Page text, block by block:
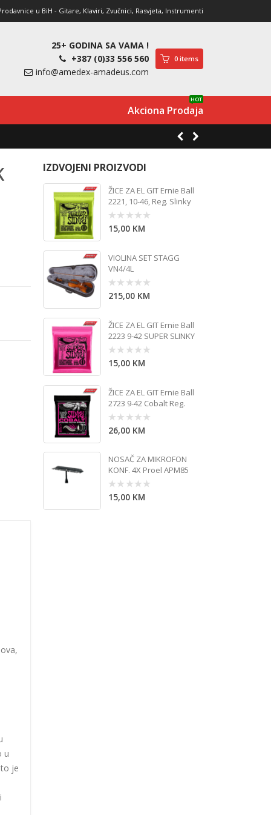
u BiH - Gitare, Klaviri, Zvučnici, Rasvjeta, Instrumenti
25+ GODINA SA VAMA !
+387 (0)33 556 560
info@amedex-amadeus.com
0 items
Akciona Prodaja
HOT
u
je
IZDVOJENI PROIZVODI
ŽICE ZA EL GIT Ernie Ball
2221, 10-46, Reg. Slinky
0
out
15,00 KM
VIOLINA SET STAGG
VN4/4L
0
215,00 KM
ŽICE ZA EL GIT Ernie Ball
2223 9-42 SUPER SLINKY
0
out
15,00 KM
ŽICE ZA EL GIT Ernie Ball
2723 9-42 Cobalt Reg.
0
out
26,00 KM
NOSAČ ZA MIKROFON
KONF. 4X Proel APM85
0
out
15,00 KM